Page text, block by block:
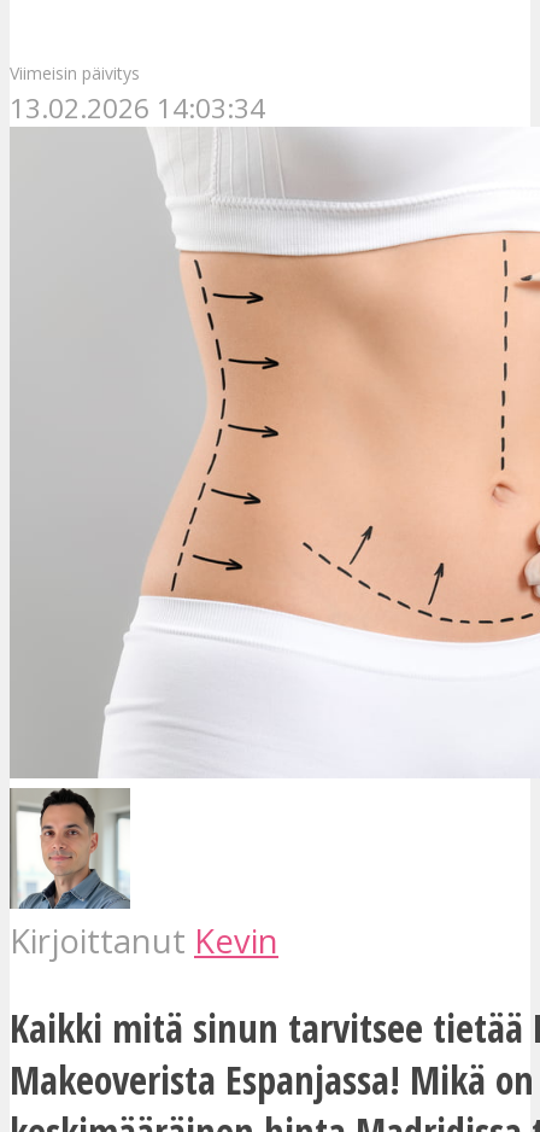
Viimeisin päivitys
13.02.2026 14:03:34
Kirjoittanut Kevin
Kaikki mitä sinun tarvitsee tietää
Makeoverista Espanjassa! Mikä on